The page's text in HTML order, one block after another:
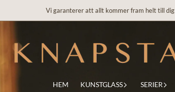
Vi garanterer att allt kommer fram helt till dig
HEM KUNSTGLASS SERIER